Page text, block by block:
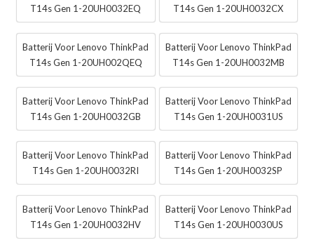
T14s Gen 1-20UH0032EQ
T14s Gen 1-20UH0032CX
Batterij Voor Lenovo ThinkPad
T14s Gen 1-20UH002QEQ
Batterij Voor Lenovo ThinkPad
T14s Gen 1-20UH0032MB
Batterij Voor Lenovo ThinkPad
T14s Gen 1-20UH0032GB
Batterij Voor Lenovo ThinkPad
T14s Gen 1-20UH0031US
Batterij Voor Lenovo ThinkPad
T14s Gen 1-20UH0032RI
Batterij Voor Lenovo ThinkPad
T14s Gen 1-20UH0032SP
Batterij Voor Lenovo ThinkPad
T14s Gen 1-20UH0032HV
Batterij Voor Lenovo ThinkPad
T14s Gen 1-20UH0030US